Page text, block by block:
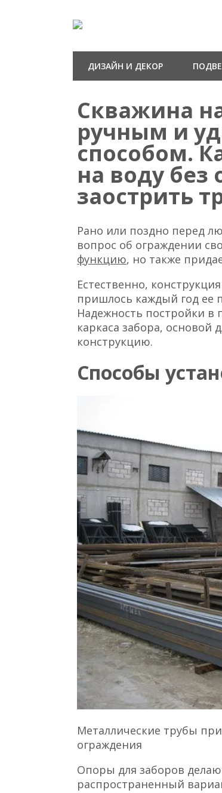
ДИЗАЙН И ДЕКОР
Скважина
ручным и
способом.
на воду без
заострить
Рано или поздно перед
вопрос об ограждении
функцию, но также
Естественно,
пришлось каждый год ее
Надежность постройки в
каркаса забора,
конструкцию.
Способы
Металлические трубы
ограждения
Опоры для заборов
распространенный